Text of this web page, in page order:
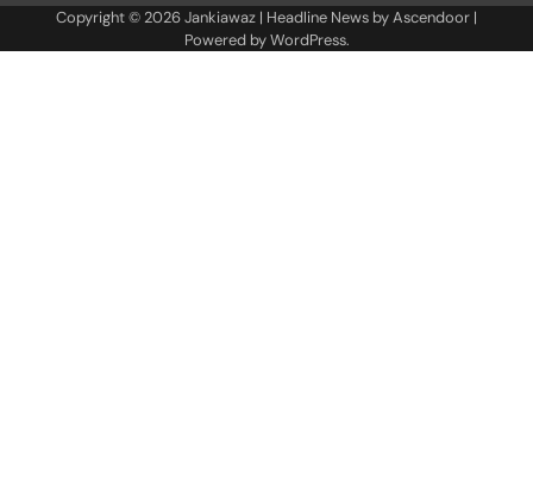
Copyright © 2026Jankiawaz | Headline News byAscendoor |
Powered byWordPress.